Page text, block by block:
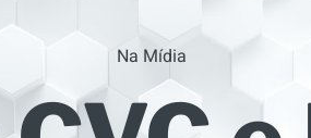
Na Mídia